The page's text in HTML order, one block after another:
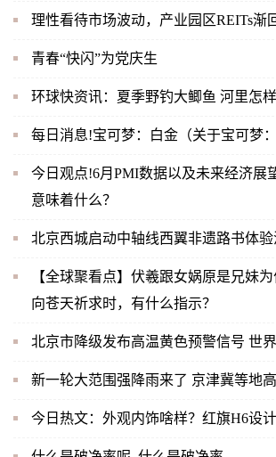
理性看待市场波动，产业园区REITs渐
青春“快闪”为党庆生
环球快资讯：夏季野钓大鲫鱼 河里怎
每日消息!宝可梦：白金（关于宝可梦：
今日观点!6月PMI数据以及未来经济展
意味着什么？
北京西城启动中轴线西翼非遗路书体
【全球聚看点】伏羲跟女娲原是兄妹为
向苍天祈求时，有什么指示？
北京市降级发布高温黄色预警信号 世
新一轮大范围强降雨来了 京津冀等地
今日热文：外观内饰啥样？红旗H6设